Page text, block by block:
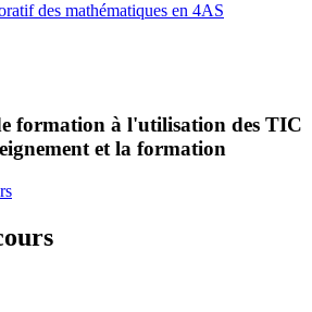
des mathématiques en 4AS
formation à l'utilisation des TIC
et la formation